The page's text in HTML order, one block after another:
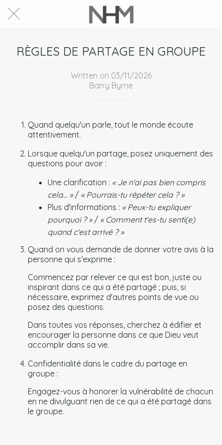
RÈGLES DE PARTAGE EN GROUPE
Written on 03/11/2026
Barry Byrne
Quand quelqu'un parle, tout le monde écoute
attentivement.
Lorsque quelqu'un partage, posez uniquement des
questions pour avoir :
Une clarification : « Je n'ai pas bien compris
cela... »/ « Pourrais-tu répéter cela ? »
Plus d'informations : « Peux-tu expliquer
pourquoi ? »/ « Comment t'es-tu senti(e)
quand c'est arrivé ? »
Quand on vous demande de donner votre avis à la
personne qui s'exprime :
Commencez par relever ce qui est bon, juste ou
inspirant dans ce qui a été partagé ; puis, si
nécessaire, exprimez d'autres points de vue ou
posez des questions.
Dans toutes vos réponses, cherchez à édifier et
encourager la personne dans ce que Dieu veut
accomplir dans sa vie.
Confidentialité dans le cadre du partage en
groupe :
Engagez-vous à honorer la vulnérabilité de chacun
en ne divulguant rien de ce qui a été partagé dans
le groupe.